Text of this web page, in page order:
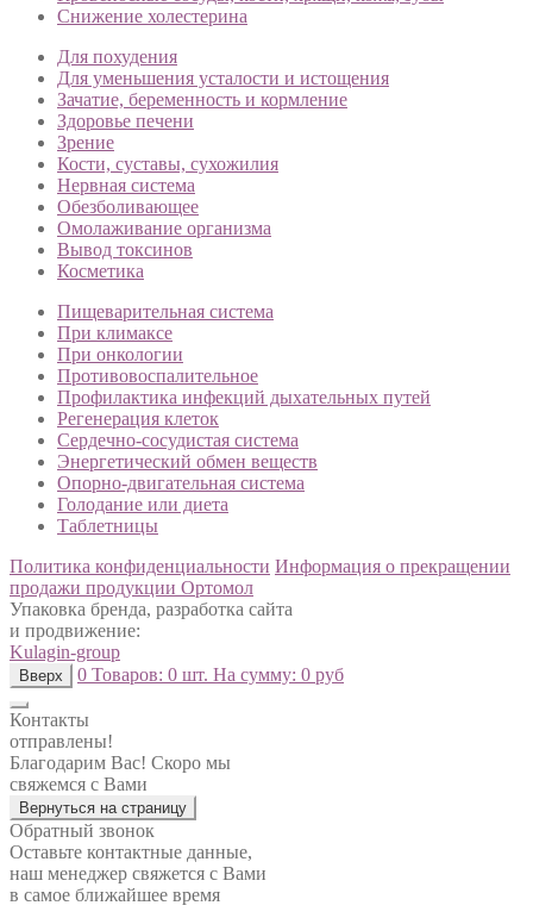
Снижение холестерина
Для похудения
Для уменьшения усталости и истощения
Зачатие, беременность и кормление
Здоровье печени
Зрение
Кости, суставы, сухожилия
Нервная система
Обезболивающее
Омолаживание организма
Вывод токсинов
Косметика
Пищеварительная система
При климаксе
При онкологии
Противовоспалительное
Профилактика инфекций дыхательных путей
Регенерация клеток
Сердечно-сосудистая система
Энергетический обмен веществ
Опорно-двигательная система
Голодание или диета
Таблетницы
Политика конфиденциальности Информация о прекращении
продажи продукции Ортомол
Упаковка бренда, разработка сайта
и продвижение:
Kulagin-group
Вверх 0 Товаров: 0 шт. На сумму: 0 руб
Контакты
отправлены!
Благодарим Вас! Скоро мы
свяжемся с Вами
Вернуться на страницу
Обратный звонок
Оставьте контактные данные,
наш менеджер свяжется с Вами
в самое ближайшее время